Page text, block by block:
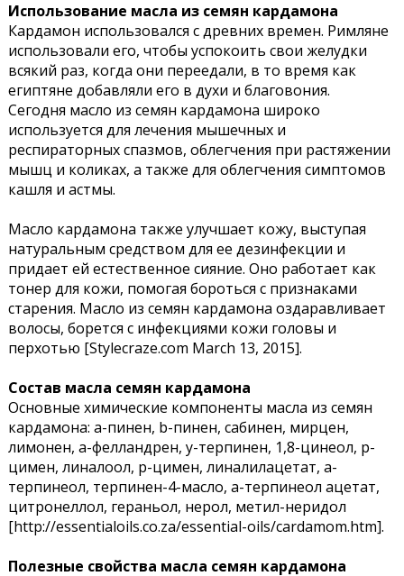
Использование масла из семян кардамона
Кардамон использовался с древних времен. Римляне
использовали его, чтобы успокоить свои желудки
всякий раз, когда они переедали, в то время как
египтяне добавляли его в духи и благовония.
Сегодня масло из семян кардамона широко
используется для лечения мышечных и
респираторных спазмов, облегчения при растяжении
мышц и коликах, а также для облегчения симптомов
кашля и астмы.
Масло кардамона также улучшает кожу, выступая
натуральным средством для ее дезинфекции и
придает ей естественное сияние. Оно работает как
тонер для кожи, помогая бороться с признаками
старения. Масло из семян кардамона оздаравливает
волосы, борется с инфекциями кожи головы и
перхотью [Stylecraze.com March 13, 2015].
Состав масла семян кардамона
Основные химические компоненты масла из семян
кардамона: a-пинен, b-пинен, сабинен, мирцен,
лимонен, a-фелландрен, y-терпинен, 1,8-цинеол, p-
цимен, линалоол, p-цимен, линалилацетат, a-
терпинеол, терпинен-4-масло, a-терпинеол ацетат,
цитронеллол, гераньол, нерол, метил-неридол
[http://essentialoils.co.za/essential-oils/cardamom.htm].
Полезные свойства масла семян кардамона